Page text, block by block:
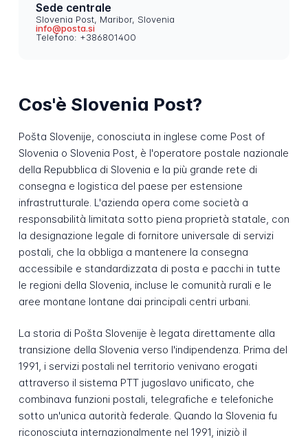
Sede centrale
Slovenia Post, Maribor, Slovenia
info@posta.si
Telefono: +386801400
Cos'è Slovenia Post?
Pošta Slovenije, conosciuta in inglese come Post of
Slovenia o Slovenia Post, è l'operatore postale nazionale
della Repubblica di Slovenia e la più grande rete di
consegna e logistica del paese per estensione
infrastrutturale. L'azienda opera come società a
responsabilità limitata sotto piena proprietà statale, con
la designazione legale di fornitore universale di servizi
postali, che la obbliga a mantenere la consegna
accessibile e standardizzata di posta e pacchi in tutte
le regioni della Slovenia, incluse le comunità rurali e le
aree montane lontane dai principali centri urbani.
La storia di Pošta Slovenije è legata direttamente alla
transizione della Slovenia verso l'indipendenza. Prima del
1991, i servizi postali nel territorio venivano erogati
attraverso il sistema PTT jugoslavo unificato, che
combinava funzioni postali, telegrafiche e telefoniche
sotto un'unica autorità federale. Quando la Slovenia fu
riconosciuta internazionalmente nel 1991, iniziò il